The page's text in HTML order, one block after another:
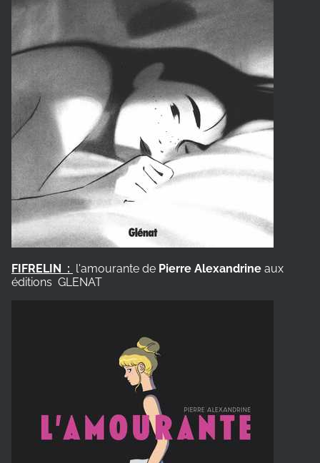
FIFRELIN : l'amourante de Pierre Alexandrine aux
éditions GLENAT